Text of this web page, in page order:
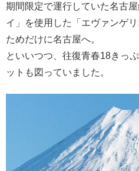
期間限定で運行していた名古
イ」を使用した「エヴァンゲ
ためだけに名古屋へ。
といいつつ、往復青春18きっ
ットも図っていました。